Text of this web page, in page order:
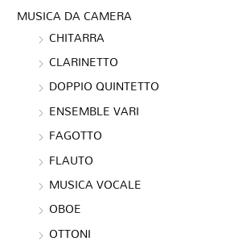
MUSICA DA CAMERA
CHITARRA
CLARINETTO
DOPPIO QUINTETTO
ENSEMBLE VARI
FAGOTTO
FLAUTO
MUSICA VOCALE
OBOE
OTTONI